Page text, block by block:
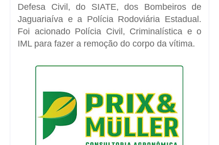
Defesa Civil, do SIATE, dos Bombeiros de
Jaguariaíva e a Polícia Rodoviária Estadual.
Foi acionado Polícia Civil, Criminalística e o
IML para fazer a remoção do corpo da vítima.